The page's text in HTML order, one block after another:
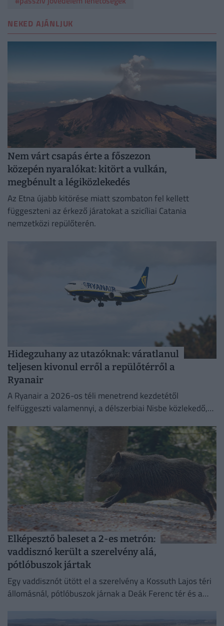
NEKED AJÁNLJUK
Nem várt csapás érte a főszezon
közepén nyaralókat: kitört a vulkán,
megbénult a légiközlekedés
Az Etna újabb kitörése miatt szombaton fel kellett
függeszteni az érkező járatokat a szicíliai Catania
nemzetközi repülőterén.
Hidegzuhany az utazóknak: váratlanul
teljesen kivonul erről a repülőtérről a
Ryanair
A Ryanair a 2026-os téli menetrend kezdetétől
felfüggeszti valamennyi, a délszerbiai Nisbe közlekedő,
Elképesztő baleset a 2-es metrón:
vaddisznó került a szerelvény alá,
pótlóbuszok jártak
Egy vaddisznót ütött el a szerelvény a Kossuth Lajos téri
állomásnál, pótlóbuszok járnak a Deák Ferenc tér és a